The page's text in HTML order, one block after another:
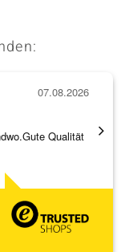
Qualität
07.08.2026
Alles